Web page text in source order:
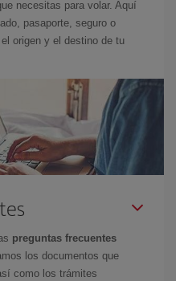
necesitas para volar. Aquí
pasaporte, seguro o
origen y el destino de tu
preguntas frecuentes
los documentos que
como los trámites